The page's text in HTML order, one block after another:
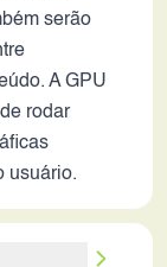
serão
A GPU
rodar
usuário.